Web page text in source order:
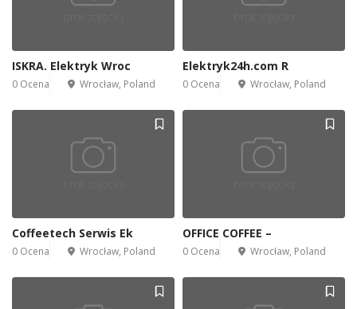
ISKRA. Elektryk Wroc
0 Ocena Wrocław, Poland
Elektryk24h.com R
0 Ocena Wrocław, Poland
Coffeetech Serwis Ek
0 Ocena Wrocław, Poland
OFFICE COFFEE –
0 Ocena Wrocław, Poland